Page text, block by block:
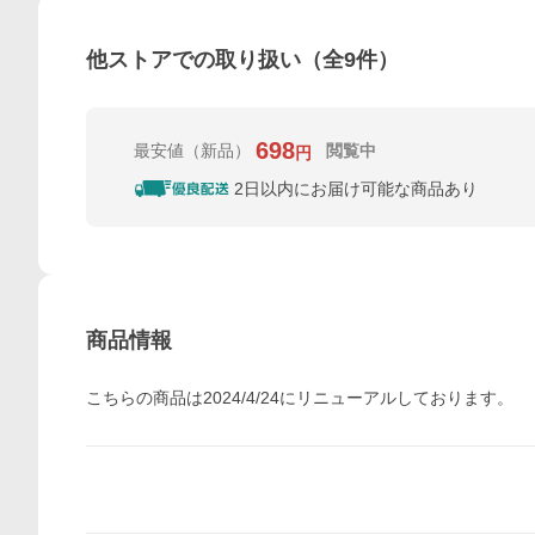
他ストアでの取り扱い（全9件）
最安値 （新品） 698円
閲覧中
2日以内にお届け可能な商品あり
商品情報
こちらの商品は2024/4/24にリニューアルしております。